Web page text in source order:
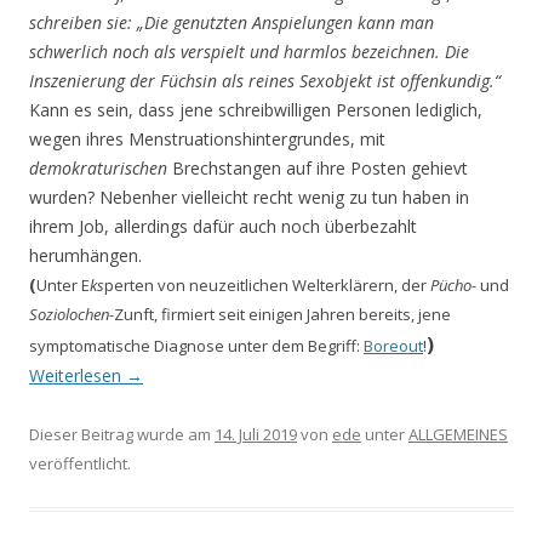
schreiben sie: „Die genutzten Anspielungen kann man
schwerlich noch als verspielt und harmlos bezeichnen. Die
Inszenierung der Füchsin als reines Sexobjekt ist offenkundig.“
Kann es sein, dass jene schreibwilligen Personen lediglich,
wegen ihres Menstruationshintergrundes, mit
demokraturischen Brechstangen auf ihre Posten gehievt
wurden? Nebenher vielleicht recht wenig zu tun haben in
ihrem Job, allerdings dafür auch noch überbezahlt
herumhängen.
(Unter Eksperten von neuzeitlichen Welterklärern, derPücho-und
Soziolochen-Zunft, firmiert seit einigen Jahren bereits, jene
symptomatische Diagnose unter dem Begriff: Boreout!)
Weiterlesen →
Dieser Beitrag wurde am 14. Juli 2019von ede unterALLGEMEINES
veröffentlicht.